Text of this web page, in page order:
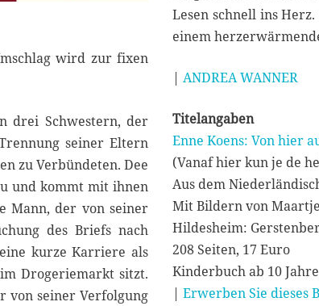
wird zur fixen
drei Schwestern, der
seiner Eltern
zu Verbündeten. Dee
und kommt mit ihnen
Mann, der von seiner
des Briefs nach
kurze Karriere als
Drogeriemarkt sitzt.
von seiner Verfolgung
Lesen schnell ins
einem
| ANDREA WANNER
Titelangaben
Enne Koens: Von hier
(Vanaf hier kun je de
Mit Bildern von
Hildesheim:
208 Seiten, 17 Euro
Kinderbuch ab 10
| Erwerben Sie dieses